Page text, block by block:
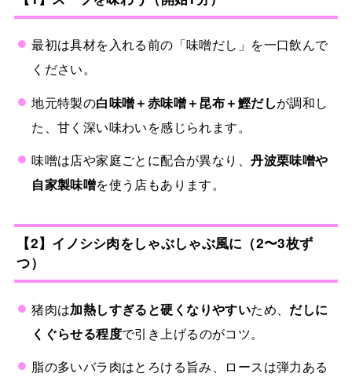
最初は具材を入れる前の「味噌だし」を一口飲んで
ください。
地元特製の白味噌＋赤味噌＋昆布＋鰹だしが調和し
た、甘く深い味わいを感じられます。
味噌は店や家庭ごとに配合が異なり、丹波栗味噌や
自家製味噌を使う店もあります。
【2】イノシシ肉をしゃぶしゃぶ風に（2〜3枚ず
つ）
猪肉は加熱しすぎると硬くなりやすいため、 だしに
くぐらせる程度で引き上げるのがコツ。
脂の多いバラ肉はとろける旨み、ロースは弾力ある